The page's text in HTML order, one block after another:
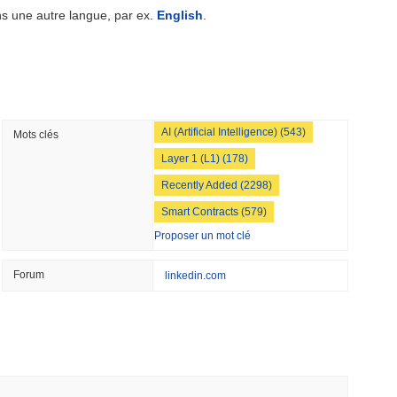
rouge de Bitcoin signale 85 bugs
de crypto-monnaies, mais limite les
une autre langue, par ex. English
Mots clés AI (Artificial Intelligence) (543)
Layer 1 (L1) (178)
Recently Added (2298)
Smart Contracts (579)
Proposer un mot clé
Forum linkedin.com